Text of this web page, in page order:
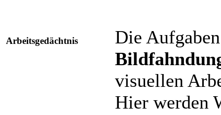
Arbeitsgedächtnis
Die
visuellen
Hier werden